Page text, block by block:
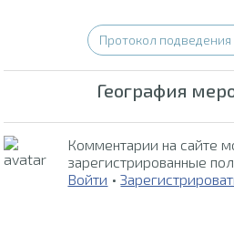
Протокол
География
Комментарии на сайте
зарегистрированные
Войти •